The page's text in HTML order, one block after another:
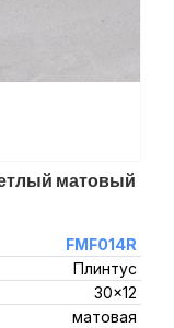
матовый
FMF014R
Плинтус
30x12
матовая